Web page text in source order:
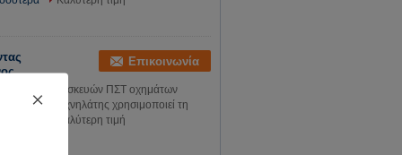
Επικοινωνία
περικοπών συσκευών ΠΣΤ οχημάτων
1)Ο ιχνηλάτης χρησιμοποιεί τη
Καλύτερη τιμή